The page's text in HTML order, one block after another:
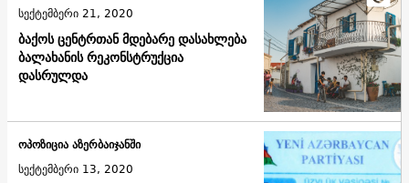
ბაქოს ცენტრთან მდებარე დასახლება
ბალახანის რეკონსტრუქცია
დასრულდა
სექტემბერი 21, 2020
ოპოზიცია აზერბაიჯანში
სექტემბერი 13, 2020